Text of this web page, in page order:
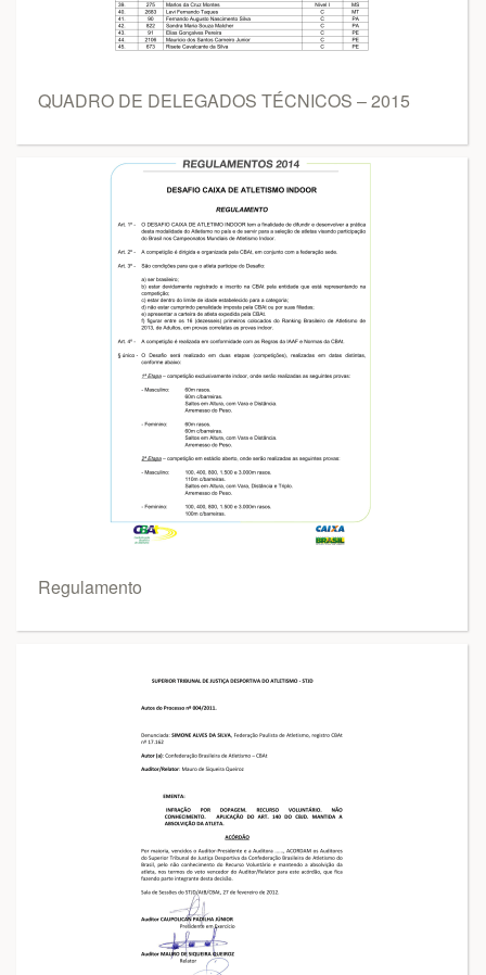
QUADRO DE DELEGADOS TÉCNICOS – 2015
Regulamento